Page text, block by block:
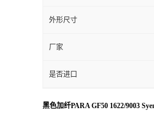
外形尺寸
厂家
是否进口
黑色加纤PARA GF50 1622/9003